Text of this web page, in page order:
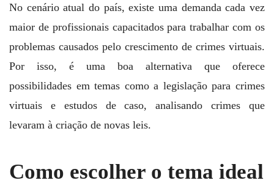
No cenário atual do país, existe uma demanda cada vez
maior de profissionais capacitados para trabalhar com os
problemas causados pelo crescimento de crimes virtuais.
Por isso, é uma boa alternativa que oferece
possibilidades em temas como a legislação para crimes
virtuais e estudos de caso, analisando crimes que
levaram à criação de novas leis.
Como escolher o tema ideal